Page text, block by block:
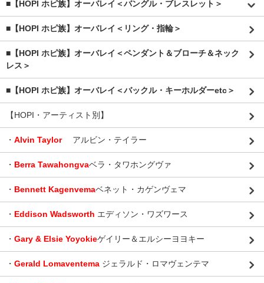
■【HOPI ホピ族】オーバレイ＜バングル・ブレスレット＞
■【HOPI ホピ族】オーバレイ＜リング・指輪＞
■【HOPI ホピ族】オーバレイ＜ペンダント＆ブローチ＆ネック
レス＞
■【HOPI ホピ族】オーバレイ＜バックル・キーホルダーetc＞
【HOPI・アーティスト別】
・ Alvin Taylor アルビン・テイラー
・ Berra Tawahongvaベラ・タワホングヴァ
・ Bennett Kagenvemaベネット・カゲンヴェマ
・ Eddison Wadsworth エディソン・ワズワース
・ Gary & Elsie Yoyokieゲイリー＆エルシーヨヨキー
・ Gerald Lomaventema ジェラルド・ロマヴェンテマ